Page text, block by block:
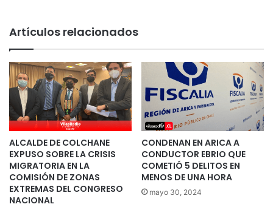
Artículos relacionados
ALCALDE DE COLCHANE
EXPUSO SOBRE LA CRISIS
MIGRATORIA EN LA
COMISIÓN DE ZONAS
EXTREMAS DEL CONGRESO
NACIONAL
CONDENAN EN ARICA A
CONDUCTOR EBRIO QUE
COMETIÓ 5 DELITOS EN
MENOS DE UNA HORA
mayo 30, 2024